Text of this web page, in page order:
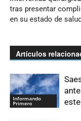
tras presentar
en su estado de salud
Artículos
Informando
Primero